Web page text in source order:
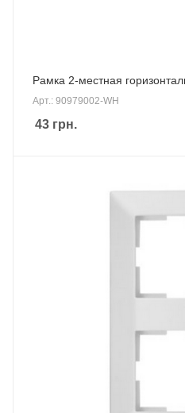
Рамка 2-местная
Арт.: 90979002-WH
43 грн.